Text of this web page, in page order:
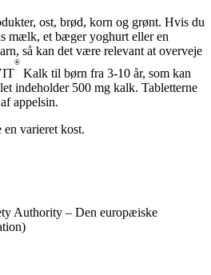
ost, brød, korn og grønt. Hvis du
mælk, et bæger yoghurt eller en
så kan det være relevant at overveje
®
Kalk til børn fra 3-10 år, som kan
indeholder 500 mg kalk. Tabletterne
appelsin.
varieret kost.
Authority – Den europæiske